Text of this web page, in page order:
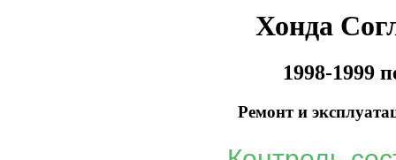
Хонда
1998-1999
Ремонт и